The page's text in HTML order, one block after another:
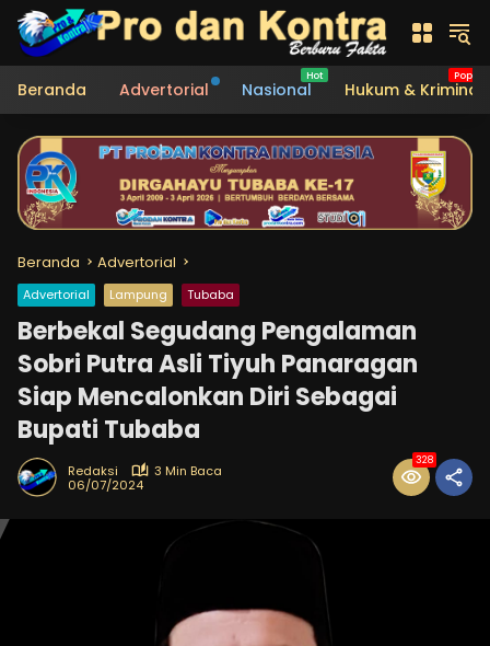
Langsung
konten
Beranda
Advertorial Nasional Hukum & Kriminal
Beranda Advertorial
Advertorial Lampung Tubaba
Berbekal Segudang Pengalaman
Sobri Putra Asli Tiyuh Panaragan
Siap Mencalonkan Diri Sebagai
Bupati Tubaba
Redaksi
3 Min Baca
06/07/2024
328